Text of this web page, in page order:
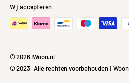
Wij accepteren
© 2026 iWoon.nl
© 2023 | Alle rechten voorbehouden | iWoon